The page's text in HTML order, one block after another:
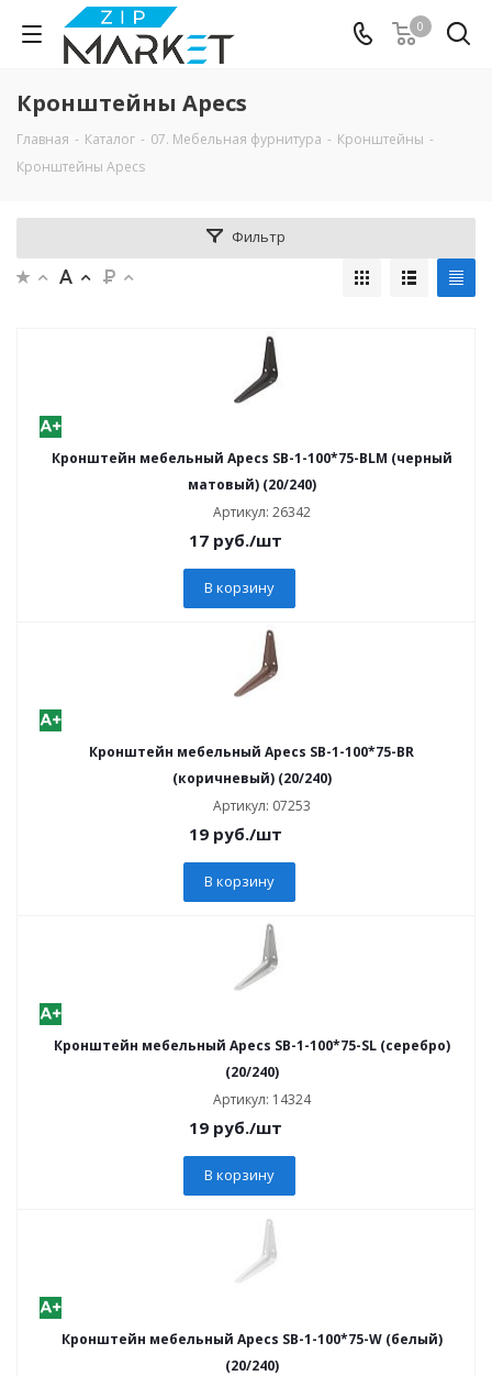
0
Кронштейны Apecs
Главная - Каталог - 07. Мебельная фурнитура - Кронштейны -
Кронштейны Apecs
Фильтр
Кронштейн мебельный Apecs SB-1-100*75-BLM (черный
матовый) (20/240)
Артикул: 26342
17руб./шт
В корзину
Кронштейн мебельный Apecs SB-1-100*75-BR
(коричневый) (20/240)
Артикул: 07253
19руб./шт
В корзину
Кронштейн мебельный Apecs SB-1-100*75-SL (серебро)
(20/240)
Артикул: 14324
19руб./шт
В корзину
Кронштейн мебельный Apecs SB-1-100*75-W (белый)
(20/240)